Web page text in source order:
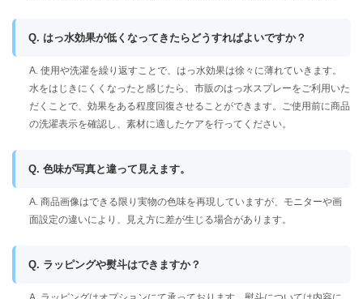
Q. はっ水効果が低くなってきたらどうすればよいですか？
A. 使用や洗濯を繰り返すことで、はっ水効果は徐々に薄れていきます。
水をはじきにくくなったと感じたら、市販のはっ水スプレーをご利用いた
だくことで、効果をある程度回復させることができます。ご使用前に商品
の洗濯表示を確認し、素材に適したケアを行ってください。
Q. 色味が写真と違って見えます。
A. 商品画像はできる限り実物の色味を再現していますが、モニターや画
面設定の違いにより、見え方に差が生じる場合があります。
Q. ラッピングや熨斗はできますか？